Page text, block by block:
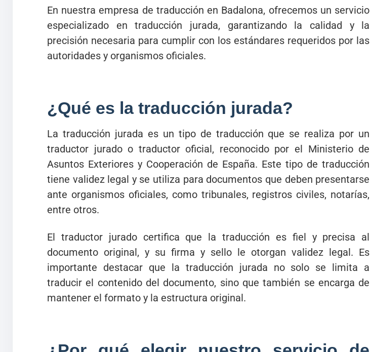
En nuestra empresa de traducción en Badalona, ofrecemos un servicio
especializado en traducción jurada, garantizando la calidad y la
precisión necesaria para cumplir con los estándares requeridos por las
autoridades y organismos oficiales.
¿Qué es la traducción jurada?
La traducción jurada es un tipo de traducción que se realiza por un
traductor jurado o traductor oficial, reconocido por el Ministerio de
Asuntos Exteriores y Cooperación de España. Este tipo de traducción
tiene validez legal y se utiliza para documentos que deben presentarse
ante organismos oficiales, como tribunales, registros civiles, notarías,
entre otros.
El traductor jurado certifica que la traducción es fiel y precisa al
documento original, y su firma y sello le otorgan validez legal. Es
importante destacar que la traducción jurada no solo se limita a
traducir el contenido del documento, sino que también se encarga de
mantener el formato y la estructura original.